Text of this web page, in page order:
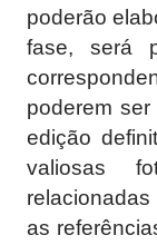
poderão
fase, será
poderem
edição
valiosas
as